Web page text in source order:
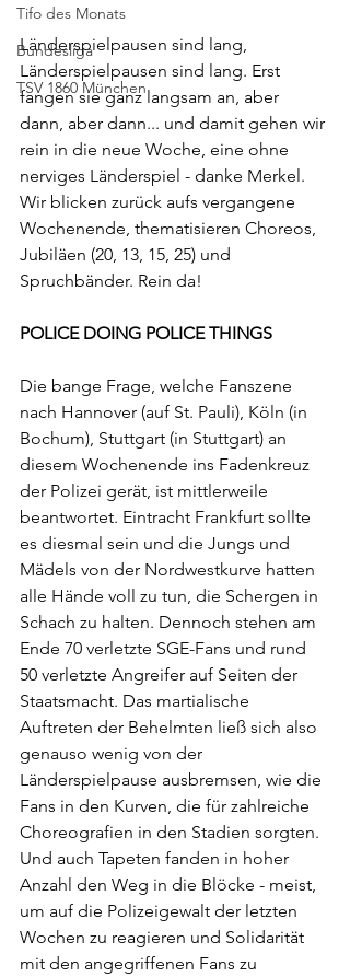
Tifo des Monats
Bundesliga
TSV 1860 München
Länderspielpausen sind lang,
Länderspielpausen sind lang. Erst
fangen sie ganz langsam an, aber
dann, aber dann... und damit gehen wir
rein in die neue Woche, eine ohne
nerviges Länderspiel - danke Merkel.
Wir blicken zurück aufs vergangene
Wochenende, thematisieren Choreos,
Jubiläen (20, 13, 15, 25) und
Spruchbänder. Rein da!
POLICE DOING POLICE THINGS
Die bange Frage, welche Fanszene
nach Hannover (auf St. Pauli), Köln (in
Bochum), Stuttgart (in Stuttgart) an
diesem Wochenende ins Fadenkreuz
der Polizei gerät, ist mittlerweile
beantwortet. Eintracht Frankfurt sollte
es diesmal sein und die Jungs und
Mädels von der Nordwestkurve hatten
alle Hände voll zu tun, die Schergen in
Schach zu halten. Dennoch stehen am
Ende 70 verletzte SGE-Fans und rund
50 verletzte Angreifer auf Seiten der
Staatsmacht. Das martialische
Auftreten der Behelmten ließ sich also
genauso wenig von der
Länderspielpause ausbremsen, wie die
Fans in den Kurven, die für zahlreiche
Choreografien in den Stadien sorgten.
Und auch Tapeten fanden in hoher
Anzahl den Weg in die Blöcke - meist,
um auf die Polizeigewalt der letzten
Wochen zu reagieren und Solidarität
mit den angegriffenen Fans zu